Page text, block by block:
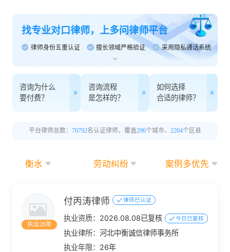
找专业对口律师，上多问律师平台
律师身份五重认证 擅长领域严格验证 采用隐私通话系统
咨询为什么
要付费？
咨询流程
是怎样的？
如何选择
合适的律师？
平台律师总数： 70792名认证律师，覆盖296个城市、 2204个区县
衡水 劳动纠纷 案例多优先
执业26年
付丙涛律师 律师已认证
执业资质： 2026.08.08已复核 今日已复核
执业律所：河北中衡诚信律师事务所
执业年限： 26年